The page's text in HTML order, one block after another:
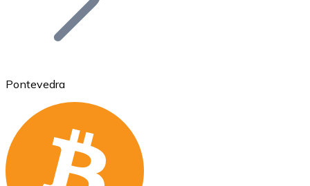
Ethereum
ETH
Pontevedra